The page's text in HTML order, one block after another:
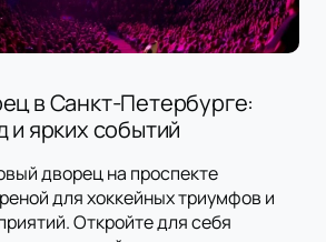
в Санкт-Петербурге:
и ярких событий
дворец на проспекте
для хоккейных триумфов и
Откройте для себя